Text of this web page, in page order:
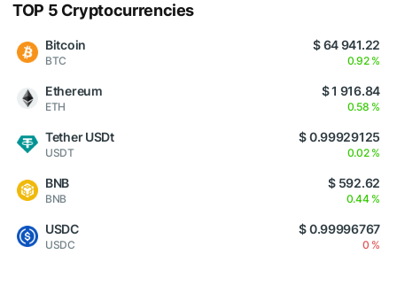
TOP 5 Cryptocurrencies
Bitcoin
BTC
$ 64 941.22
0.92 %
Ethereum
ETH
$ 1 916.84
0.58 %
Tether USDt
USDT
$ 0.99929125
0.02 %
BNB
BNB
$ 592.62
0.44 %
USDC
USDC
$ 0.99996767
0 %